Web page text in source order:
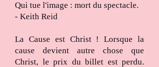
Qui tue l'image : mort du spectacle.
- Keith Reid
La Cause est Christ ! Lorsque la
cause devient autre chose que
Christ, le prix du billet est perdu.